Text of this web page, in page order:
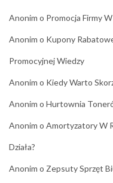
Anonim o Promocja Firmy
Anonim o Kupony
Promocyjnej Wiedzy
Anonim o Kiedy Warto
Anonim o Hurtownia
Anonim o Amortyzatory W
Działa?
Anonim o Zepsuty Sprzęt